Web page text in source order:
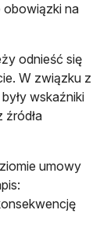
obowiązki na
odnieść się
W związku z
wskaźniki
źródła
umowy